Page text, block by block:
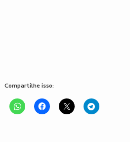
Compartilhe isso: